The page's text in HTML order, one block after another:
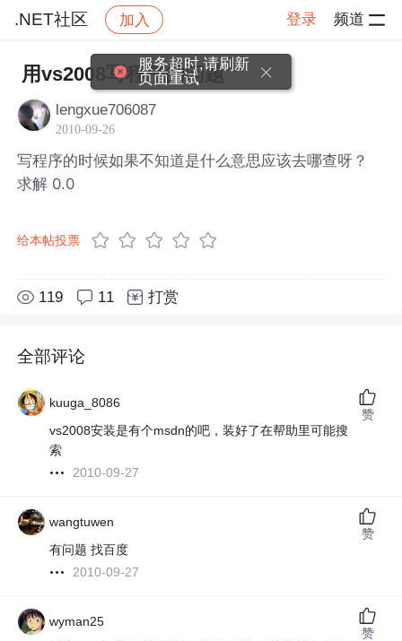
.NET社区 加入 登录 频道
社区 .NET社区 帖子详情
用vs2008写程序的问题
lengxue706087
2010-09-26
写程序的时候如果不知道是什么意思应该去哪查呀？
求解 0.0
给本帖投票
119 11 打赏
全部评论
kuuga_8086
vs2008安装是有个msdn的吧，装好了在帮助里可能搜
索
2010-09-27
赞
wangtuwen
有问题 找百度
2010-09-27
赞
wyman25
赞
服务超时,请刷新
页面重试